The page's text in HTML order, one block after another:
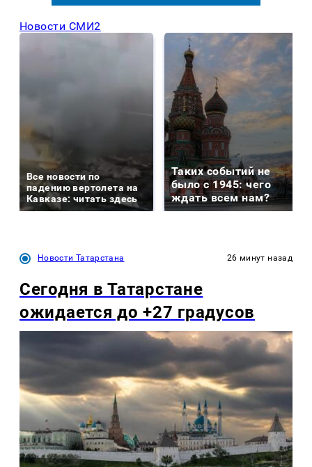
Новости СМИ2
Все новости по
падению вертолета на
Кавказе: читать здесь
Таких событий не
было с 1945: чего
ждать всем нам?
Новости Татарстана 26 минут назад
Сегодня в Татарстане
ожидается до +27 градусов